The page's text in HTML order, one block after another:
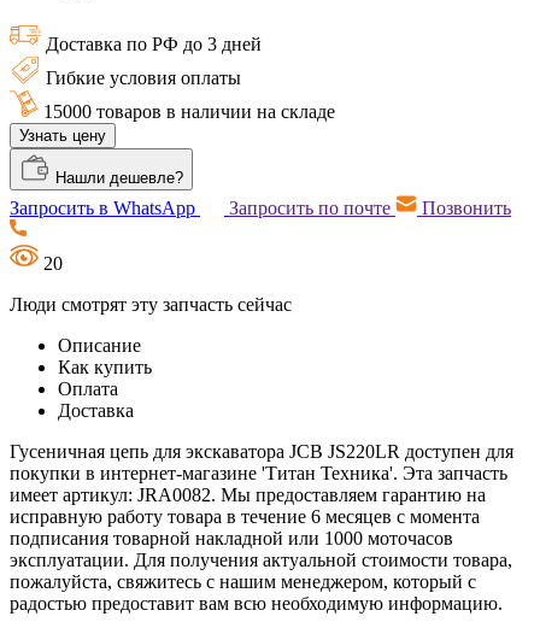
Доставка по РФ до 3 дней
Гибкие условия оплаты
15000 товаров в наличии на складе
Узнать цену
Нашли дешевле?
Запросить в WhatsApp Запросить по почте Позвонить
20
Люди смотрят эту запчасть сейчас
Описание
Как купить
Оплата
Доставка
Гусеничная цепь для экскаватора JCB JS220LR доступен для
покупки в интернет-магазине 'Титан Техника'. Эта запчасть
имеет артикул: JRA0082. Мы предоставляем гарантию на
исправную работу товара в течение 6 месяцев с момента
подписания товарной накладной или 1000 моточасов
эксплуатации. Для получения актуальной стоимости товара,
пожалуйста, свяжитесь с нашим менеджером, который с
радостью предоставит вам всю необходимую информацию.